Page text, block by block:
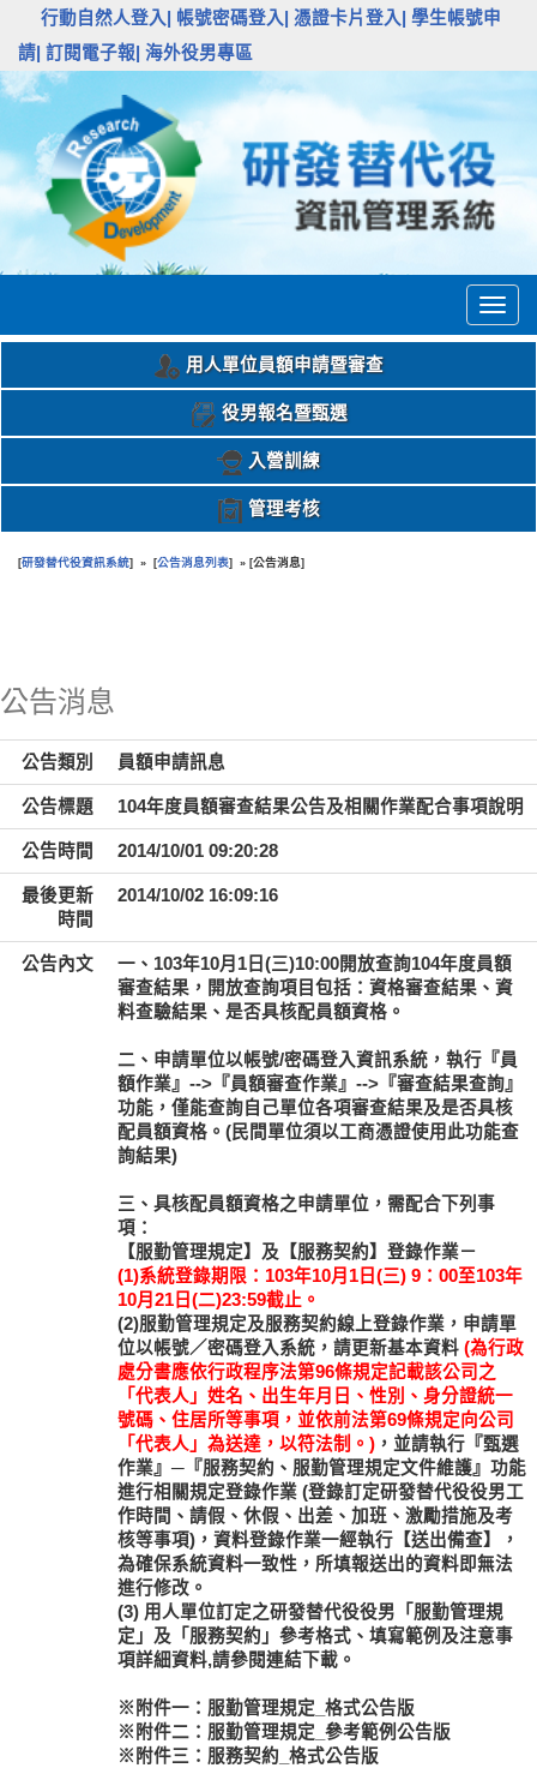
行動自然人登入| 帳號密碼登入| 憑證卡片登入|
學生帳號申
請| 訂閱電子報| 海外役男專區
用人單位員額申請暨審查
役男報名暨甄選
入營訓練
管理考核
[研發替代役資訊系統] » [公告消息列表] » [公告消息]
公告消息
公告類別 員額申請訊息
公告標題 104年度員額審查結果公告及相關作業配合事項說明
公告時間 2014/10/01 09:20:28
最後更新
時間
2014/10/02 16:09:16
公告內文
一、103年10月1日(三)10:00開放查詢104年度員額
審查結果，開放查詢項目包括：資格審查結果、資
料查驗結果、是否具核配員額資格。
二、申請單位以帳號/密碼登入資訊系統，執行『員
額作業』-->『員額審查作業』-->『審查結果查詢』
功能，僅能查詢自己單位各項審查結果及是否具核
配員額資格。(民間單位須以工商憑證使用此功能查
詢結果)
三、具核配員額資格之申請單位，需配合下列事
項：
【服勤管理規定】及【服務契約】登錄作業－
(1)系統登錄期限：103年10月1日(三) 9：00至103年
10月21日(二)23:59截止。
(2)服勤管理規定及服務契約線上登錄作業，申請單
位以帳號／密碼登入系統，請更新基本資料 (為行政
處分書應依行政程序法第96條規定記載該公司之
「代表人」姓名、出生年月日、性別、身分證統一
號碼、住居所等事項，並依前法第69條規定向公司
「代表人」為送達，以符法制。) ，並請執行『甄選
作業』─『服務契約、服勤管理規定文件維護』功能
進行相關規定登錄作業 (登錄訂定研發替代役役男工
作時間、請假、休假、出差、加班、激勵措施及考
核等事項)，資料登錄作業一經執行【送出備查】，
為確保系統資料一致性，所填報送出的資料即無法
進行修改。
(3) 用人單位訂定之研發替代役役男「服勤管理規
定」及「服務契約」參考格式、填寫範例及注意事
項詳細資料,請參閱連結下載。
※附件一：服勤管理規定_格式公告版
※附件二：服勤管理規定_參考範例公告版
※附件三：服務契約_格式公告版